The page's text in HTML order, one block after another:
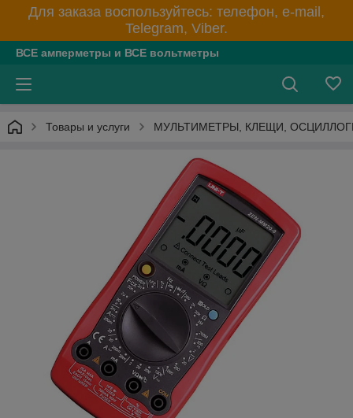
Для заказа воспользуйтесь: телефон, e-mail,
Telegram, Viber.
ВСЕ амперметры и ВСЕ вольтметры
Товары и услуги МУЛЬТИМЕТРЫ, КЛЕЩИ,